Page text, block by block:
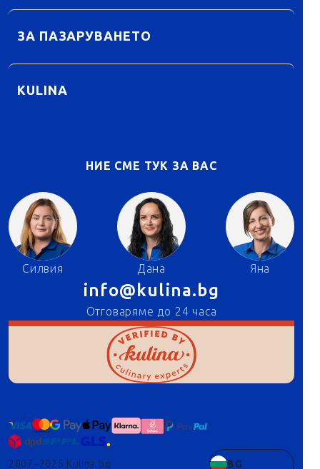
ЗА ПАЗАРУВАНЕТО
KULINA
НИЕ СМЕ ТУК ЗА ВАС
Силвия Дана Яна
info@kulina.bg
Отговаряме до 24 часа
2007–2025 Kulina.bg BG